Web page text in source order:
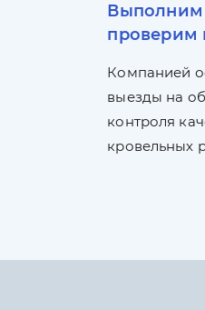
Выполним
проверим
Компанией
выезды на
контроля
кровельных